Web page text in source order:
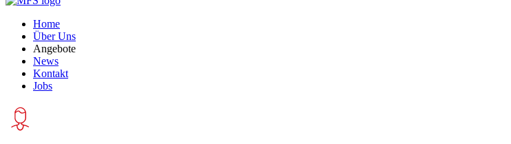
Home
Über Uns
Angebote
News
Kontakt
Jobs